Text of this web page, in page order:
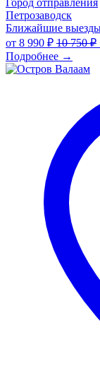
Город отправления
Петрозаводск
Ближайшие
от 8 990 ₽ 10 750 ₽
Подробнее →